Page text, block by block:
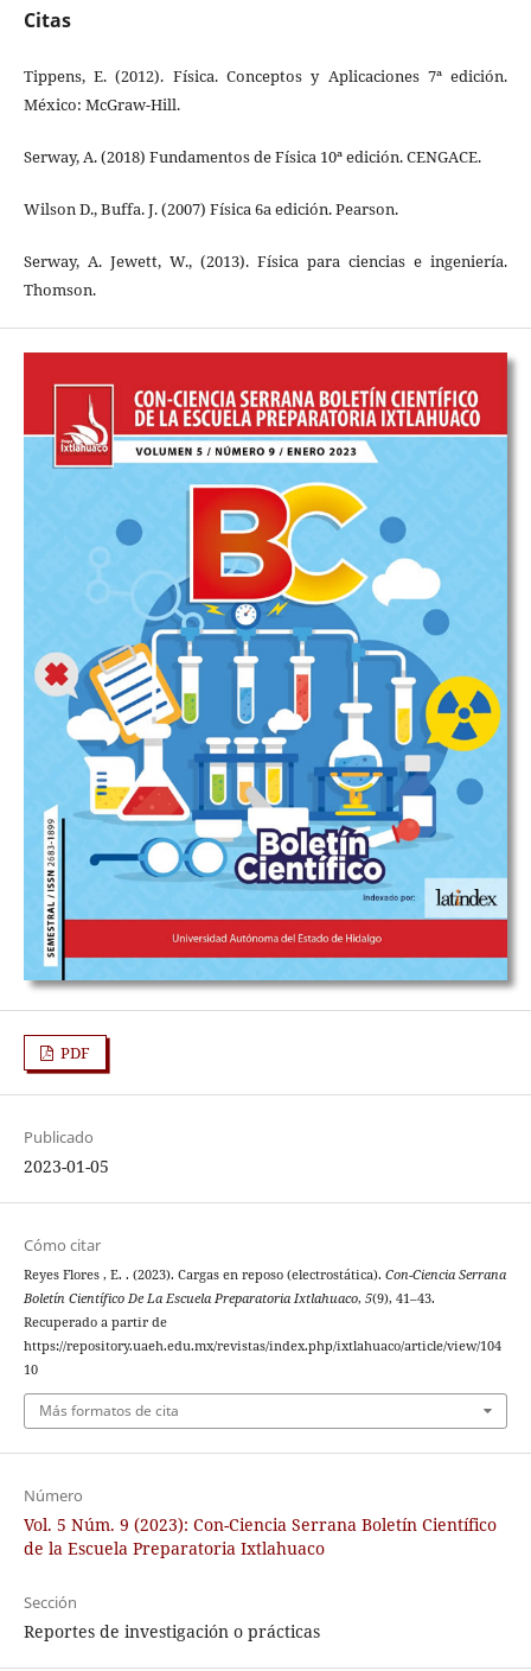
Citas
Tippens, E. (2012). Física. Conceptos y Aplicaciones 7ª edición.
México: McGraw-Hill.
Serway, A. (2018) Fundamentos de Física 10ª edición. CENGACE.
Wilson D., Buffa. J. (2007) Física 6a edición. Pearson.
Serway, A. Jewett, W., (2013). Física para ciencias e ingeniería.
Thomson.
PDF
Publicado
2023-01-05
Cómo citar
Reyes Flores , E. . (2023). Cargas en reposo (electrostática). Con-Ciencia Serrana
Boletín Científico De La Escuela Preparatoria Ixtlahuaco, 5(9), 41–43.
Recuperado a partir de
https://repository.uaeh.edu.mx/revistas/index.php/ixtlahuaco/article/view/104
10
Más formatos de cita
Número
Vol. 5 Núm. 9 (2023): Con-Ciencia Serrana Boletín Científico
de la Escuela Preparatoria Ixtlahuaco
Sección
Reportes de investigación o prácticas